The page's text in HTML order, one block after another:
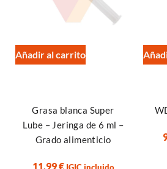
Añadir al carrito
Grasa blanca Super
Lube – Jeringa de 6 ml –
Grado alimenticio
11,99€ IGIC incluido